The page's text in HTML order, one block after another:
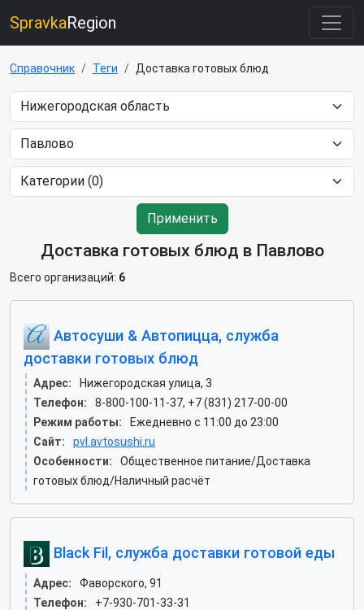
SpravkaRegion
Справочник Теги Доставка готовых блюд
Применить
Доставка готовых блюд в Павлово
Всего организаций: 6
Автосуши & Автопицца, служба
доставки готовых блюд
Адрес:
Нижегородская улица, 3
Телефон:
8-800-100-11-37, +7 (831) 217-00-00
Режим работы:
Ежедневно с 11:00 до 23:00
Сайт:
pvl.avtosushi.ru
Особенности:
Общественное питание/Доставка
готовых блюд/Наличный расчёт
Black Fil, служба доставки готовой еды
Адрес:
Фаворского, 91
Телефон:
+7-930-701-33-31